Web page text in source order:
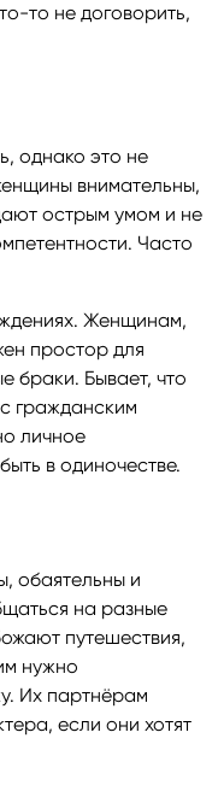
то не договорить,
однако это не
внимательны,
острым умом и не
Часто
Женщинам,
простор для
браки. Бывает, что
гражданским
личное
в одиночестве.
обаятельны и
на разные
путешествия,
нужно
Их партнёрам
если они хотят